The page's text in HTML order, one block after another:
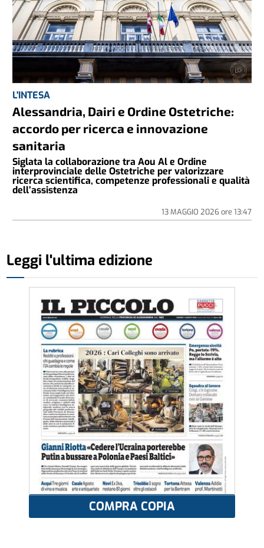
L'INTESA
Alessandria, Dairi e Ordine Ostetriche:
accordo per ricerca e innovazione
sanitaria
Siglata la collaborazione tra Aou Al e Ordine
interprovinciale delle Ostetriche per valorizzare
ricerca scientifica, competenze professionali e qualità
dell’assistenza
13 MAGGIO 2026ore 13:47
Leggi l'ultima edizione
COMPRA COPIA